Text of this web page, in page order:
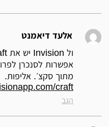
אלעד דיאמנט
מתוך סקצ׳. אליפות.
craft
הגב